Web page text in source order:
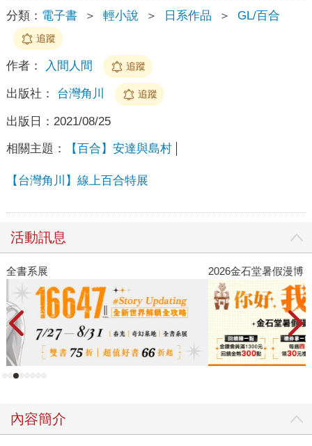
分類： 電子書 ＞ 輕小說 ＞ 日系作品 ＞ GL/百合
追蹤
作者： 入間人間 追蹤
出版社： 台灣角川 追蹤
出版日： 2021/08/25
相關主題： 【百合】安達與島村
【台灣角川】線上百合特展
活動訊息
2026金石堂暑假漫博〈你好，我吃一點〉第二波
內容簡介